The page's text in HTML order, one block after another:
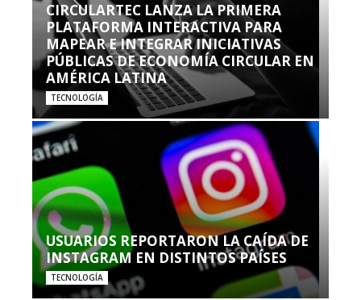
CIRCULARTEC LANZA LA PRIMERA
PLATAFORMA INTERACTIVA PARA
MAPEAR E INTEGRAR INICIATIVAS
PÚBLICAS DE ECONOMÍA CIRCULAR EN
AMÉRICA LATINA
TECNOLOGÍA
USUARIOS REPORTARON LA CAÍDA DE
INSTAGRAM EN DISTINTOS PAÍSES
TECNOLOGÍA